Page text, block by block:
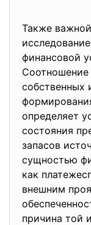
Также
финансовой
Соотношение
собственных
определяет
состояния
запасов
сущностью
как
внешним
причина той